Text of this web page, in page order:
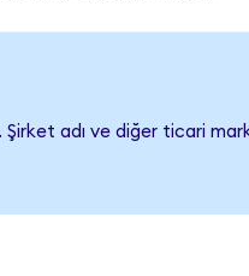
Şirket adı ve diğer ticari